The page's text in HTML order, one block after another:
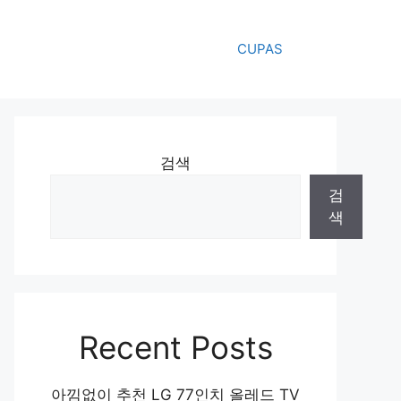
CUPAS
검색
검
색
Recent Posts
아낌없이 추천 LG 77인치 올레드 TV